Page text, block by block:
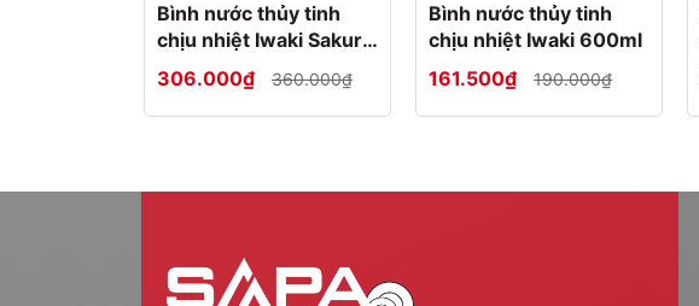
Sử dụng an toàn trong lò vi sóng, và máy rửa chén.
Không sử dụng bình nước thủy tinhtrực tiếp trên lửa.
Không hâm nóng khi không có thức uống bên trong.
Bình nước thủy tinh
chịu nhiệt Iwaki Sakura
1.3L tay cầm
306.000₫ 360.000₫
Bình nước thủy tinh
chịu nhiệt Iwaki 600ml
161.500₫
190.000₫